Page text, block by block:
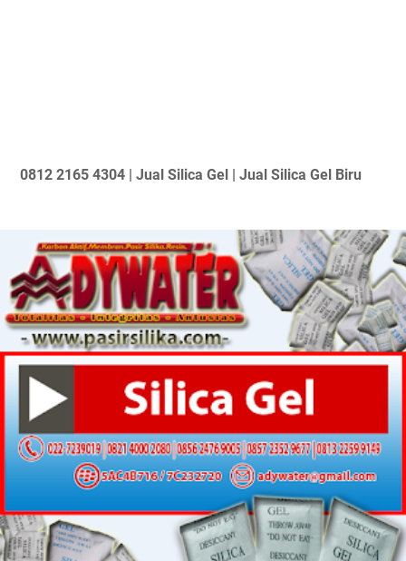
0812 2165 4304 | Jual Silica Gel | Jual Silica Gel Biru